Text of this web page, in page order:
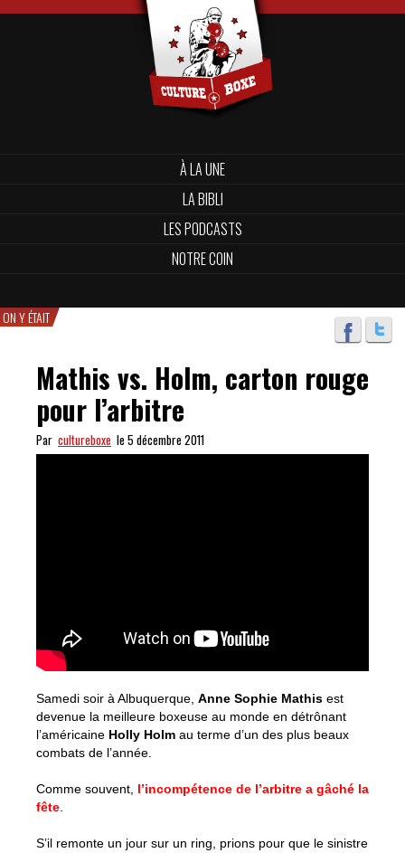
À LA UNE
LA BIBLI
LES PODCASTS
NOTRE COIN
ON Y ÉTAIT
Mathis vs. Holm, carton rouge
pour l’arbitre
Par cultureboxe le 5 décembre 2011
Samedi soir à Albuquerque, Anne Sophie Mathis est
devenue la meilleure boxeuse au monde en détrônant
l’américaine Holly Holm au terme d’un des plus beaux
combats de l’année.
Comme souvent, l’incompétence de l’arbitre a gâché la
fête
S’il remonte un jour sur un ring, prions pour que le sinistre